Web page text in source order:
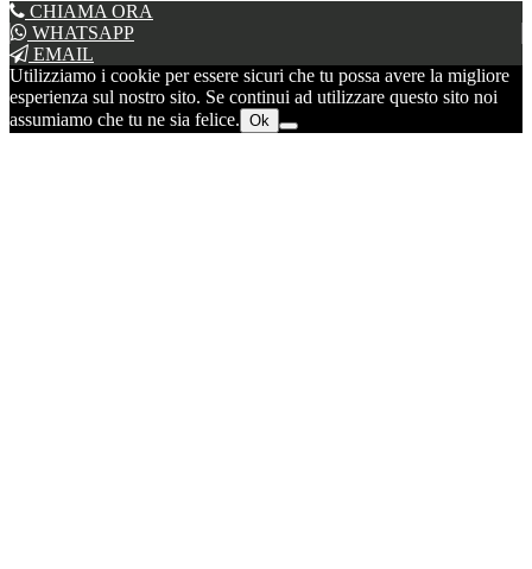
CHIAMA ORA
WHATSAPP
EMAIL
Utilizziamo i cookie per essere sicuri che tu possa avere la migliore
esperienza sul nostro sito. Se continui ad utilizzare questo sito noi
assumiamo che tu ne sia felice. Ok